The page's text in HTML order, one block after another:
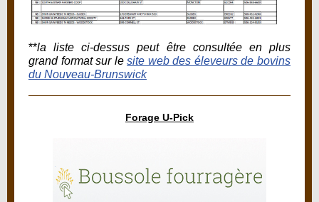
**la liste ci-dessus peut être consultée en plus
grand format sur lesite web des éleveurs de bovins
du Nouveau-Brunswick
Forage U-Pick